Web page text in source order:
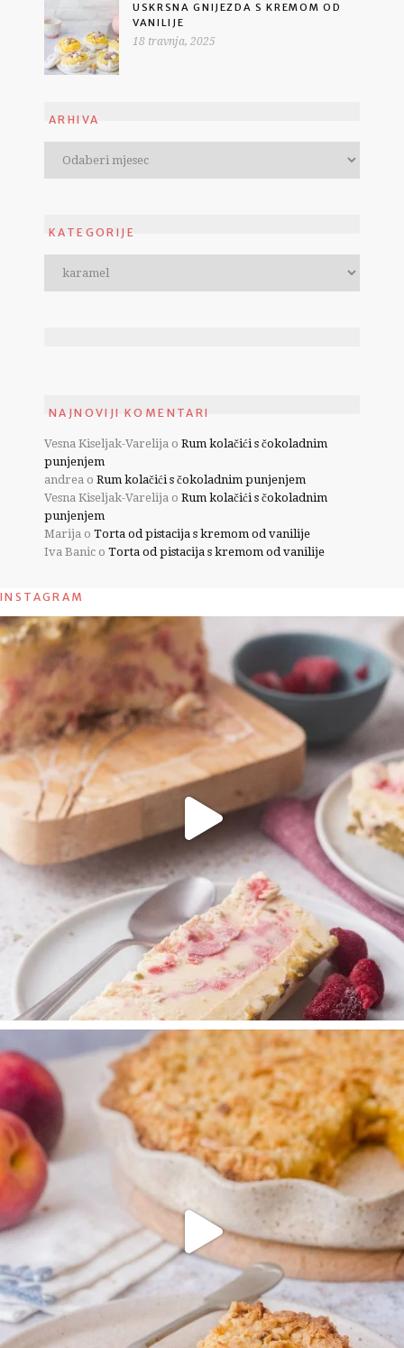
USKRSNA GNIJEZDA S KREMOM OD
VANILIJE
18 travnja, 2025
ARHIVA
KATEGORIJE
NAJNOVIJI KOMENTARI
Vesna Kiseljak-Varelija o Rum kolačići s čokoladnim
punjenjem
andrea o Rum kolačići s čokoladnim punjenjem
Vesna Kiseljak-Varelija o Rum kolačići s čokoladnim
punjenjem
Marija o Torta od pistacija s kremom od vanilije
Iva Banic o Torta od pistacija s kremom od vanilije
INSTAGRAM